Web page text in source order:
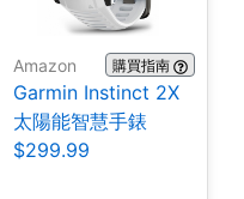
Amazon 購買指南
Garmin Instinct 2X
太陽能智慧手錶
$299.99